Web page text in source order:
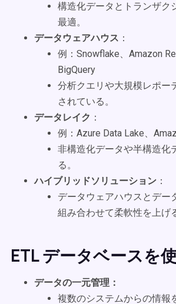
構造化データとトランザク
最適。
データウェアハウス ：
例：Snowflake、Amazon
BigQuery
分析クエリや大規模レポー
されている。
データレイク ：
例：Azure Data Lake、
非構造化データや半構造化
る。
ハイブリッドソリューション ：
データウェアハウスとデー
組み合わせて柔軟性を上げ
ETL データベースを
データの一元管理：
複数のシステムからの情報